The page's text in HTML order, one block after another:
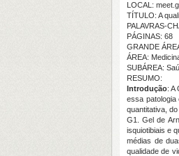
LOCAL:
TÍTULO: A
PALAVRAS-
PÁGINAS: 68
GRANDE
ÁREA:
SUBÁREA:
RESUMO:
Introdução: A
essa
quantitativa,
G1. Gel de
isquiotibiais e
médias de
qualidade de